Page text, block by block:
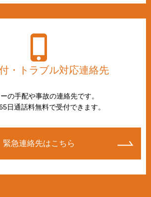
・トラブル対応連絡先
の手配や事故の連絡先です。
日通話料無料で受付できます。
緊急連絡先はこちら